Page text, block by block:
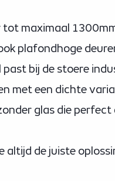
tot maximaal
plafondhoge
bij de stoere
met een dichte
glas die perfect
altijd de juiste